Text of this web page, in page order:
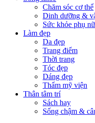
Chăm sóc cơ thể
Dinh dưỡng &
Sức khỏe phụ nữ
Làm đẹp
Da đẹp
Trang điểm
Thời trang
Tóc đẹp
Dáng đẹp
Thẩm mỹ viện
Thân tâm trí
Sách hay
Sống chậm &